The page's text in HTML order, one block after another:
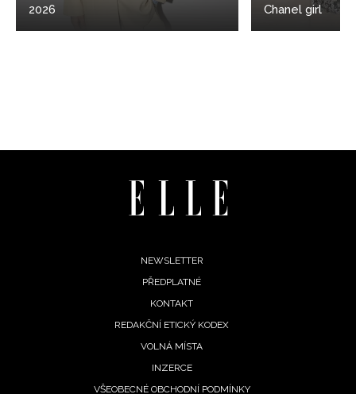
2026
Chanel girl
NEWSLETTER
PŘEDPLATNÉ
KONTAKT
REDAKČNÍ ETICKÝ KODEX
VOLNÁ MÍSTA
INZERCE
VŠEOBECNÉ OBCHODNÍ PODMÍNKY